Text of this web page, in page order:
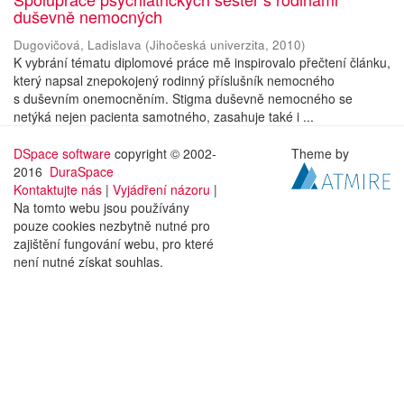
duševně nemocných
Dugovičová, Ladislava (Jihočeská univerzita, 2010)
K vybrání tématu diplomové práce mě inspirovalo přečtení článku,
který napsal znepokojený rodinný příslušník nemocného
s duševním onemocněním. Stigma duševně nemocného se
netýká nejen pacienta samotného, zasahuje také i ...
DSpace software copyright © 2002-
2016 DuraSpace
Kontaktujte nás | Vyjádření názoru |
Na tomto webu jsou používány
pouze cookies nezbytně nutné pro
zajištění fungování webu, pro které
není nutné získat souhlas.
Theme by